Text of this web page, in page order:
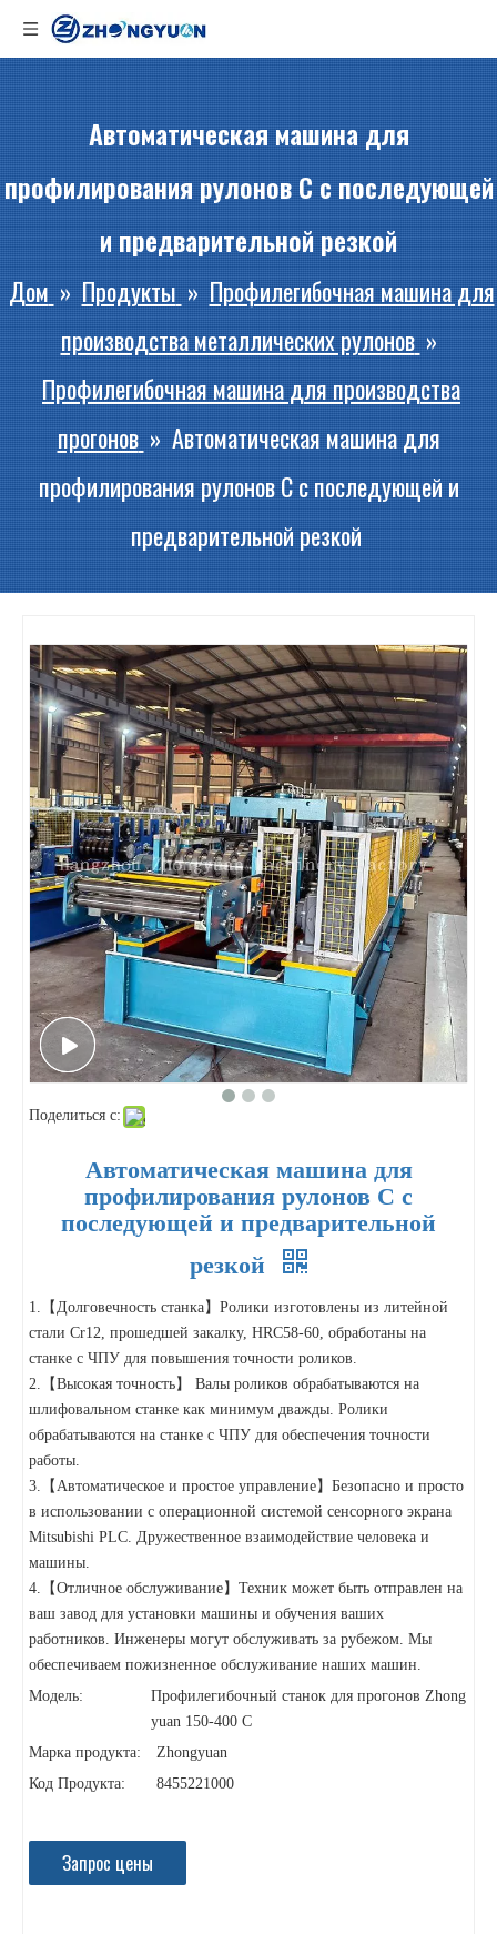
Автоматическая машина для
профилирования рулонов C с последующей
и предварительной резкой
Дом » Продукты » Профилегибочная машина для
производства металлических рулонов »
Профилегибочная машина для производства
прогонов » Автоматическая машина для
профилирования рулонов C с последующей и
предварительной резкой
Поделиться с:
Автоматическая машина для
профилирования рулонов C с
последующей и предварительной
резкой
1.【Долговечность станка】Ролики изготовлены из литейной
стали Cr12, прошедшей закалку, HRC58-60, обработаны на
станке с ЧПУ для повышения точности роликов.
2.【Высокая точность】 Валы роликов обрабатываются на
шлифовальном станке как минимум дважды. Ролики
обрабатываются на станке с ЧПУ для обеспечения точности
работы.
3.【Автоматическое и простое управление】Безопасно и просто
в использовании с операционной системой сенсорного экрана
Mitsubishi PLC. Дружественное взаимодействие человека и
машины.
4.【Отличное обслуживание】Техник может быть отправлен на
ваш завод для установки машины и обучения ваших
работников. Инженеры могут обслуживать за рубежом. Мы
обеспечиваем пожизненное обслуживание наших машин.
Модель:
Профилегибочный станок для прогонов Zhong
yuan 150-400 C
Марка продукта:
Zhongyuan
Код Продукта:
8455221000
Запрос цены